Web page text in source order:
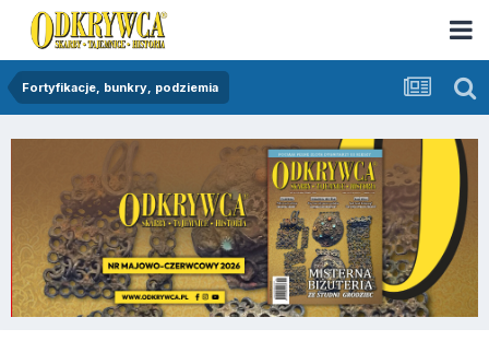
Fortyfikacje, bunkry, podziemia